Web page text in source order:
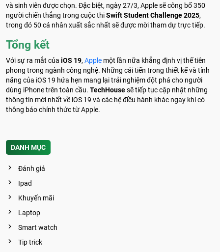
và sinh viên được chọn. Đặc biệt, ngày 27/3, Apple sẽ công bố 350
người chiến thắng trong cuộc thiSwift Student Challenge 2025,
trong đó 50 cá nhân xuất sắc nhất sẽ được mời tham dự trực tiếp.
Tổng kết
Với sự ra mắt của iOS 19, Apple một lần nữa khẳng định vị thế tiên
phong trong ngành công nghệ. Những cải tiến trong thiết kế và tính
năng của iOS 19 hứa hẹn mang lại trải nghiệm đột phá cho người
dùng iPhone trên toàn cầu. TechHousesẽ tiếp tục cập nhật những
thông tin mới nhất về iOS 19 và các hệ điều hành khác ngay khi có
thông báo chính thức từ Apple.
DANH MỤC
Đánh giá
Ipad
Khuyến mãi
Laptop
Smart watch
Tip trick